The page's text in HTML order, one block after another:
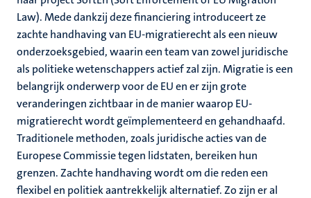
Law). Mede dankzij deze financiering introduceert ze
zachte handhaving van EU-migratierecht als een nieuw
onderzoeksgebied, waarin een team van zowel juridische
als politieke wetenschappers actief zal zijn. Migratie is een
belangrijk onderwerp voor de EU en er zijn grote
veranderingen zichtbaar in de manier waarop EU-
migratierecht wordt geïmplementeerd en gehandhaafd.
Traditionele methoden, zoals juridische acties van de
Europese Commissie tegen lidstaten, bereiken hun
grenzen. Zachte handhaving wordt om die reden een
flexibel en politiek aantrekkelijk alternatief. Zo zijn er al